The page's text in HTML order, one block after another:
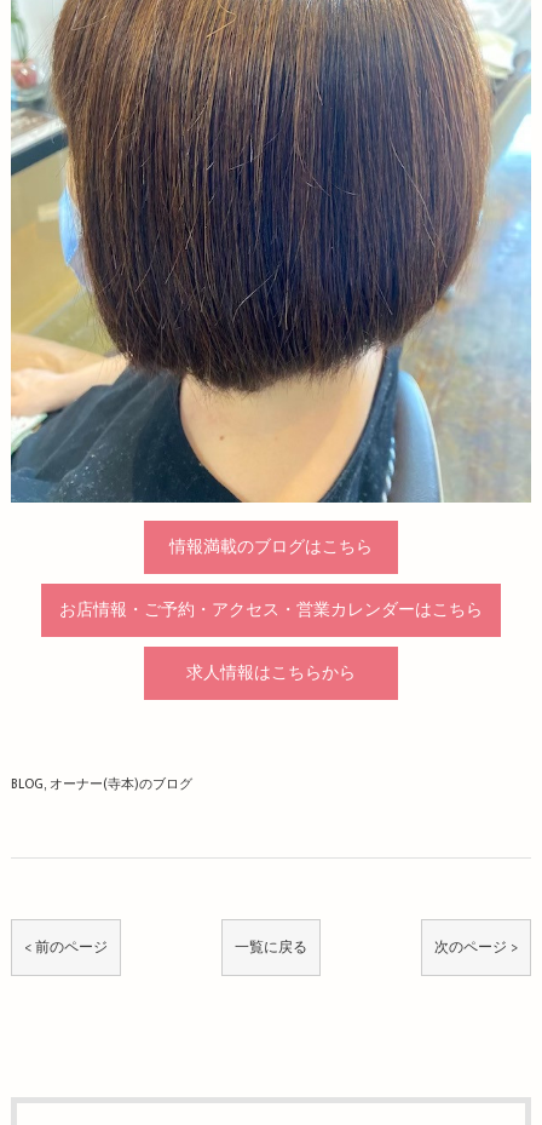
情報満載のブログはこちら
お店情報・ご予約・アクセス・営業カレンダーはこちら
求人情報はこちらから
BLOG オーナー(寺本)のブログ
< 前のページ 一覧に戻る 次のページ >